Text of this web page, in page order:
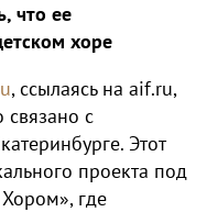
что ее
хоре
, ссылаясь на aif.ru,
связано с
Этот
проекта под
где